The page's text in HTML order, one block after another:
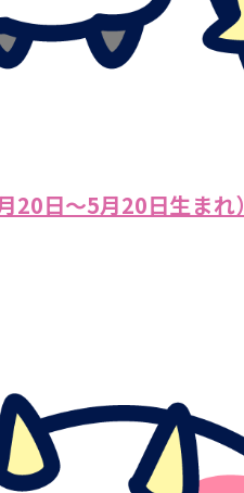
20日～5月20日生まれ）